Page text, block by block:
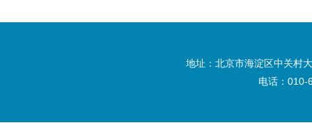
地址：北京市海淀区中关村
电话：